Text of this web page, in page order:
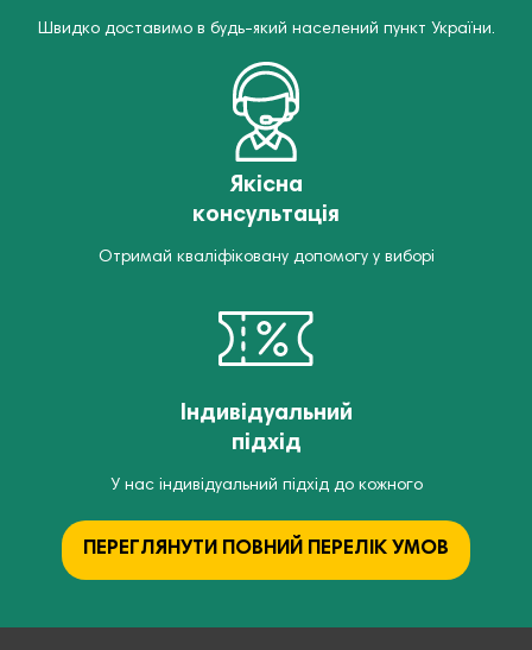
Швидко доставимо в будь-який населений пункт України.
Якісна
консультація
Отримай кваліфіковану допомогу у виборі
Індивідуальний
підхід
У нас індивідуальний підхід до кожного
ПЕРЕГЛЯНУТИ ПОВНИЙ ПЕРЕЛІК УМОВ